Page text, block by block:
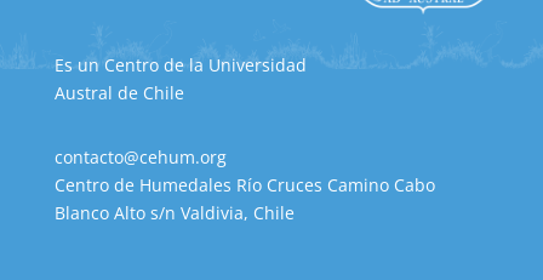
Es un Centro de la Universidad
Austral de Chile
contacto@cehum.org
Centro de Humedales Río Cruces Camino Cabo
Blanco Alto s/n Valdivia, Chile